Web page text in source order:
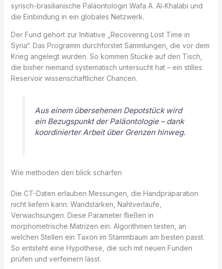
syrisch-brasilianische Paläontologin Wafa A. Al‑Khalabi und
die Einbindung in ein globales Netzwerk.
Der Fund gehört zur Initiative „Recovering Lost Time in
Syria“. Das Programm durchforstet Sammlungen, die vor dem
Krieg angelegt wurden. So kommen Stücke auf den Tisch,
die bisher niemand systematisch untersucht hat – ein stilles
Reservoir wissenschaftlicher Chancen.
Aus einem übersehenen Depotstück wird
ein Bezugspunkt der Paläontologie – dank
koordinierter Arbeit über Grenzen hinweg.
Wie methoden den blick schärfen
Die CT-Daten erlauben Messungen, die Handpräparation
nicht liefern kann: Wandstärken, Nahtverläufe,
Verwachsungen. Diese Parameter fließen in
morphometrische Matrizen ein. Algorithmen testen, an
welchen Stellen ein Taxon im Stammbaum am besten passt.
So entsteht eine Hypothese, die sich mit neuen Funden
prüfen und verfeinern lässt.